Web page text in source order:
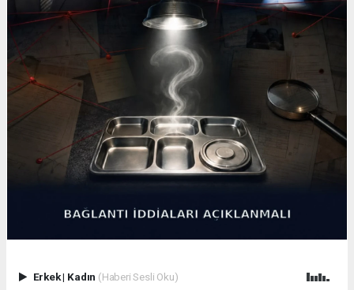
Erkek| Kadın (Haberi Sesli Oku)